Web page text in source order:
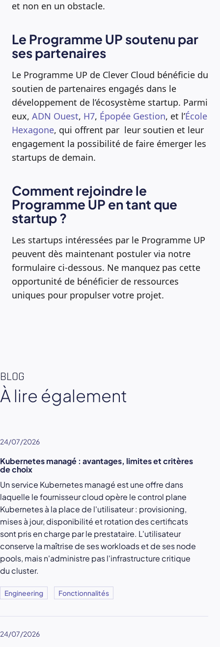
et non en un obstacle.
Le Programme UP soutenu par
ses partenaires
Le Programme UP de Clever Cloud bénéficie du
soutien de partenaires engagés dans le
développement de l’écosystème startup. Parmi
eux, ADN Ouest, H7, Épopée Gestion, et l’École
Hexagone, qui offrent par leur soutien et leur
engagement la possibilité de faire émerger les
startups de demain.
Comment rejoindre le
Programme UP en tant que
startup ?
Les startups intéressées par le Programme UP
peuvent dès maintenant postuler via notre
formulaire ci-dessous. Ne manquez pas cette
opportunité de bénéficier de ressources
uniques pour propulser votre projet.
BLOG
À lire également
24/07/2026
Kubernetes managé : avantages, limites et critères
de choix
Un service Kubernetes managé est une offre dans
laquelle le fournisseur cloud opère le control plane
Kubernetes à la place de l'utilisateur : provisioning,
mises à jour, disponibilité et rotation des certificats
sont pris en charge par le prestataire. L'utilisateur
conserve la maîtrise de ses workloads et de ses node
pools, mais n'administre pas l'infrastructure critique
du cluster.
Engineering Fonctionnalités
24/07/2026